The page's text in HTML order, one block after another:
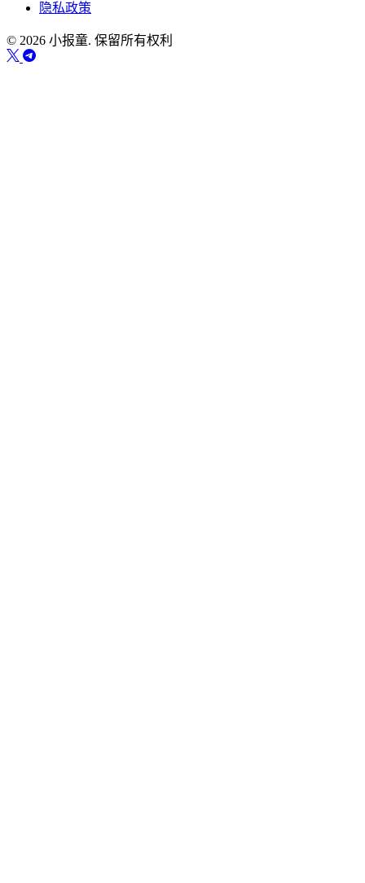
隐私政策
© 2026 小报童. 保留所有权利